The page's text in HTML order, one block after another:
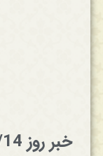
خبر روز 1401/09/14